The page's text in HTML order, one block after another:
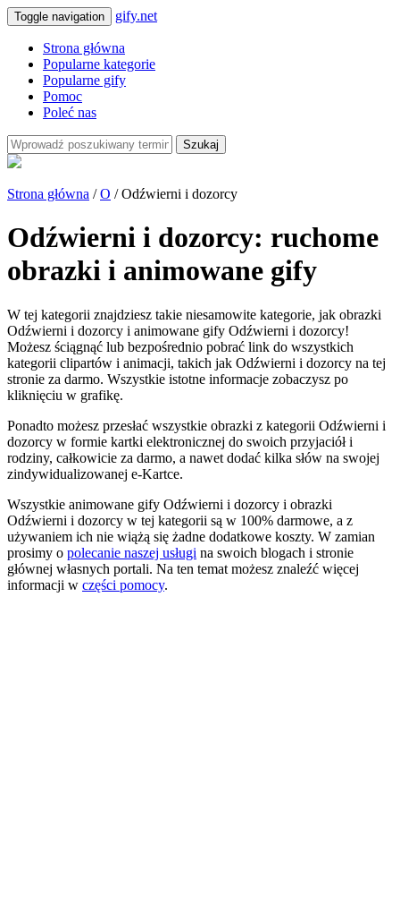
Toggle navigation gify.net
Strona główna
Popularne kategorie
Popularne gify
Pomoc
Poleć nas
Szukaj
Strona główna /O / Odźwierni i dozorcy
Odźwierni i dozorcy: ruchome
obrazki i animowane gify
W tej kategorii znajdziesz takie niesamowite kategorie, jak obrazki
Odźwierni i dozorcy i animowane gify Odźwierni i dozorcy!
Możesz ściągnąć lub bezpośrednio pobrać link do wszystkich
kategorii clipartów i animacji, takich jak Odźwierni i dozorcy na tej
stronie za darmo. Wszystkie istotne informacje zobaczysz po
kliknięciu w grafikę.
Ponadto możesz przesłać wszystkie obrazki z kategorii Odźwierni i
dozorcy w formie kartki elektronicznej do swoich przyjaciół i
rodziny, całkowicie za darmo, a nawet dodać kilka słów na swojej
zindywidualizowanej e-Kartce.
Wszystkie animowane gify Odźwierni i dozorcy i obrazki
Odźwierni i dozorcy w tej kategorii są w 100% darmowe, a z
używaniem ich nie wiążą się żadne dodatkowe koszty. W zamian
prosimy o polecanie naszej usługi na swoich blogach i stronie
głównej własnych portali. Na ten temat możesz znaleźć więcej
informacji w części pomocy.